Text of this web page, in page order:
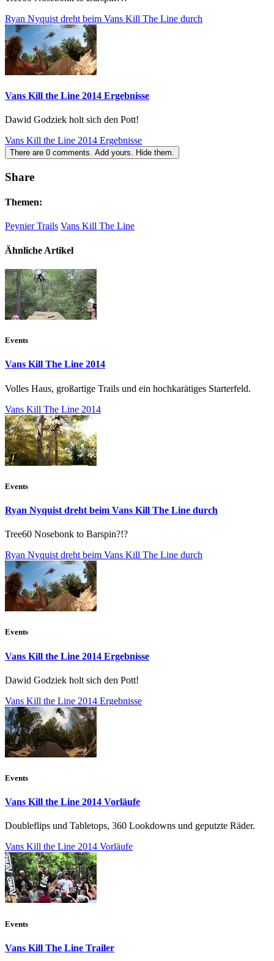
Ryan Nyquist dreht beim Vans Kill The Line durch
Vans Kill the Line 2014 Ergebnisse
Dawid Godziek holt sich den Pott!
Vans Kill the Line 2014 Ergebnisse
There are 0 comments. Add yours. Hide them.
Share
Themen:
Peynier Trails Vans Kill The Line
Ähnliche Artikel
Events
Vans Kill The Line 2014
Volles Haus, großartige Trails und ein hochkarätiges Starterfeld.
Vans Kill The Line 2014
Events
Ryan Nyquist dreht beim Vans Kill The Line durch
Tree60 Nosebonk to Barspin?!?
Ryan Nyquist dreht beim Vans Kill The Line durch
Events
Vans Kill the Line 2014 Ergebnisse
Dawid Godziek holt sich den Pott!
Vans Kill the Line 2014 Ergebnisse
Events
Vans Kill the Line 2014 Vorläufe
Doubleflips und Tabletops, 360 Lookdowns und geputzte Räder.
Vans Kill the Line 2014 Vorläufe
Events
Vans Kill The Line Trailer